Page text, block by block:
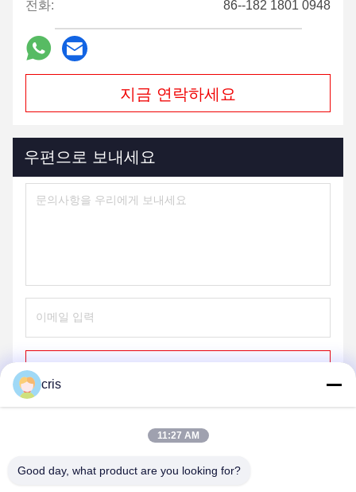
전화: 86--182 1801 0948
지금 연락하세요
우편으로 보내세요
cris
11:27 AM
Good day, what product are you looking for?